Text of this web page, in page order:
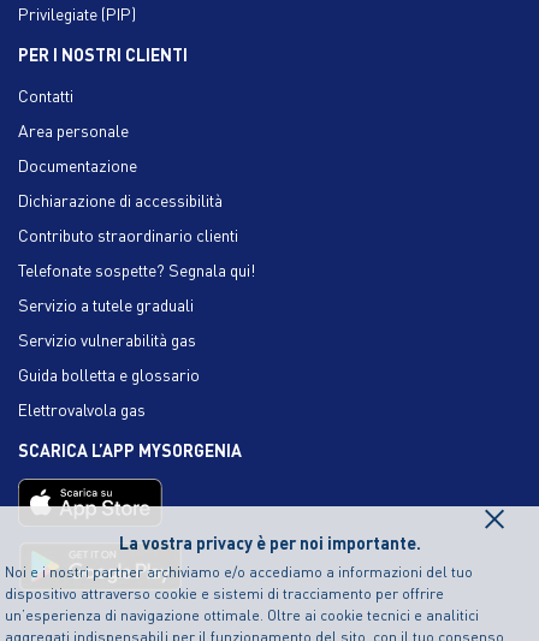
La vostra privacy è per noi importante.
Noi e i nostri partner archiviamo e/o accediamo a informazioni del tuo
dispositivo attraverso cookie e sistemi di tracciamento per offrire
un’esperienza di navigazione ottimale. Oltre ai cookie tecnici e analitici
aggregati indispensabili per il funzionamento del sito, con il tuo consenso
×
Privilegiate (PIP)
PER I NOSTRI CLIENTI
Contatti
Area personale
Documentazione
Dichiarazione di accessibilità
Contributo straordinario clienti
Telefonate sospette? Segnala qui!
Servizio a tutele graduali
Servizio vulnerabilità gas
Guida bolletta e glossario
Elettrovalvola gas
SCARICA L’APP MYSORGENIA